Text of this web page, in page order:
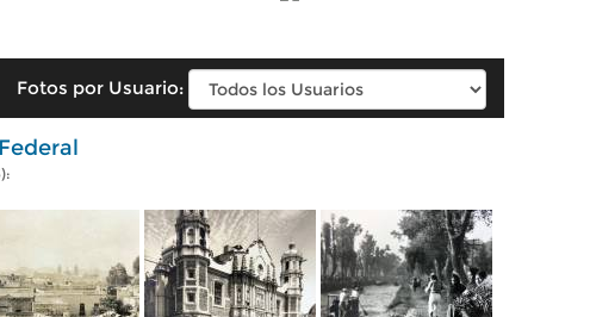
Fotos por Usuario: